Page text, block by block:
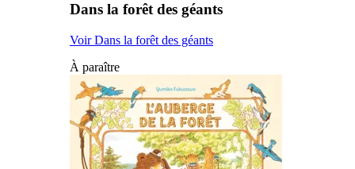
Dans la forêt des géants
Voir Dans la forêt des géants
À paraître